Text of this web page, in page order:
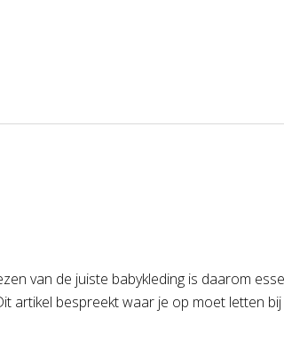
van de juiste babykleding is daarom
artikel bespreekt waar je op moet letten